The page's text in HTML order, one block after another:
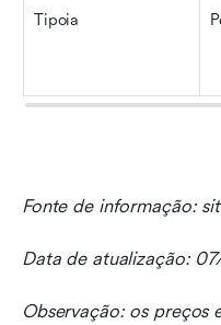
Tipoia
Fonte de informação:
Data de atualização:
Observação: os preços